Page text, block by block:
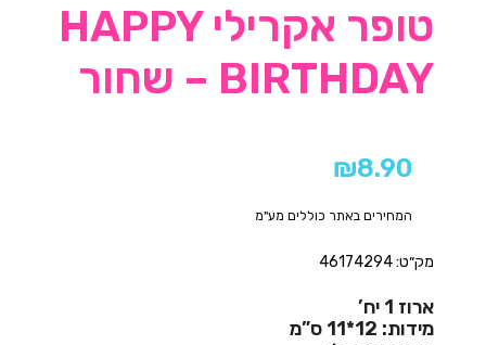
טופר אקרילי HAPPY
BIRTHDAY – שחור
₪8.90
המחירים באתר כוללים מע"מ
מק״ט: 46174294
ארוז 1 יח’
מידות: 12*11 ס”מ